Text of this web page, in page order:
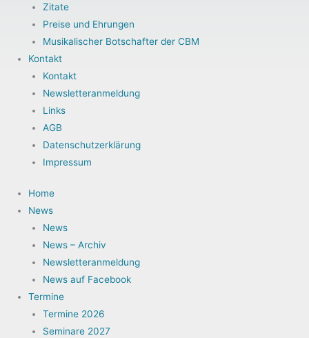
Zitate
Preise und Ehrungen
Musikalischer Botschafter der CBM
Kontakt
Kontakt
Newsletteranmeldung
Links
AGB
Datenschutzerklärung
Impressum
Home
News
News
News – Archiv
Newsletteranmeldung
News auf Facebook
Termine
Termine 2026
Seminare 2027